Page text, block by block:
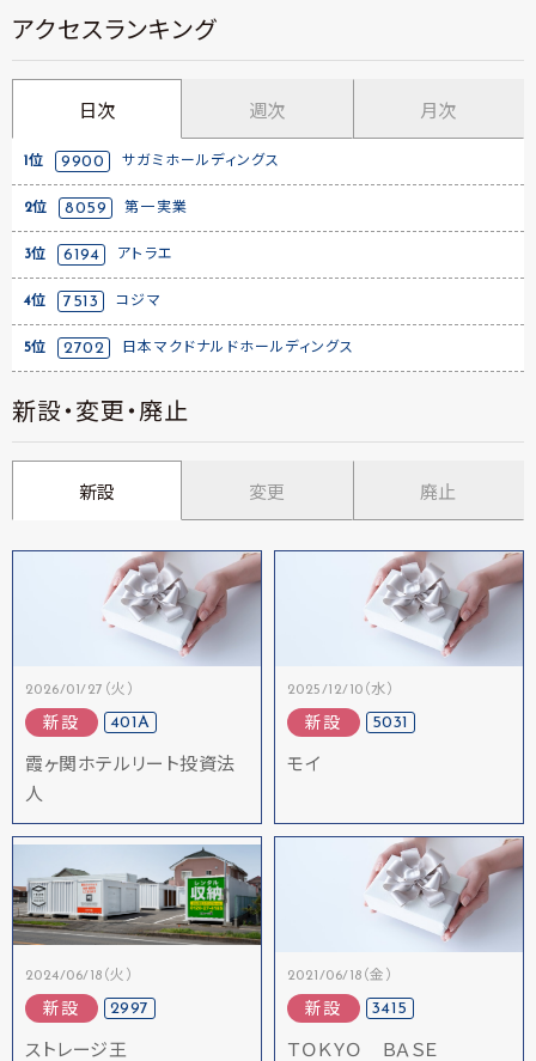
アクセスランキング
日次 週次 月次
1位 9900 サガミホールディングス
2位 8059 第一実業
3位 6194 アトラエ
4位 7513 コジマ
5位 2702 日本マクドナルドホールディングス
新設・変更・廃止
新設 変更 廃止
2026/01/27（火）
新設 401A
霞ヶ関ホテルリート投資法
人
2025/12/10（水）
新設 5031
モイ
2024/06/18（火）
新設 2997
ストレージ王
2021/06/18（金）
新設 3415
ＴＯＫＹＯ ＢＡＳＥ